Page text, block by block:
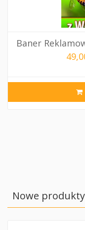
Baner
Nowe produkty